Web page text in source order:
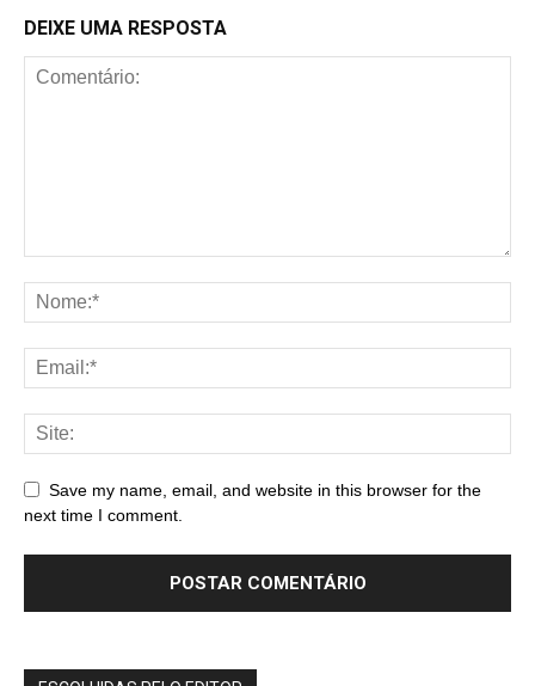
DEIXE UMA RESPOSTA
Save my name, email, and website in this browser for the
next time I comment.